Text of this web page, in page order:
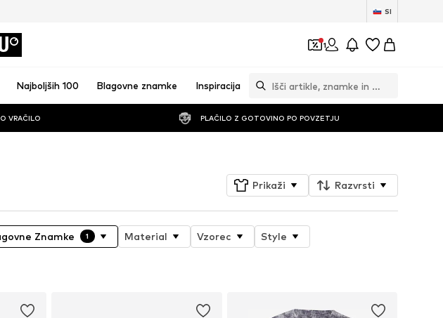
SI
1
Najboljših 100 Blagovne znamke Inspiracija
VRAČILO PLAČILO Z GOTOVINO PO POVZETJU
Prikaži Razvrsti
Znamke 1 Material Vzorec
Style